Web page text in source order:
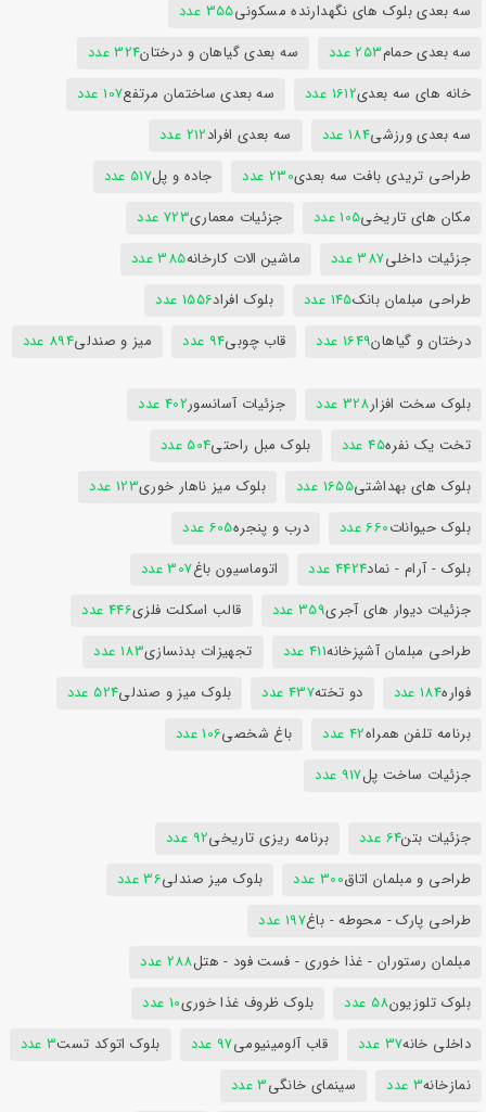
سه بعدی بلوک های نگهدارنده مسکونی355 عدد
سه بعدی حمام253 عدد سه بعدی گیاهان و درختان324 عدد
خانه های سه بعدی1612 عدد سه بعدی ساختمان مرتفع107 عدد
سه بعدی ورزشی184 عدد سه بعدی افراد212 عدد
طراحی تریدی بافت سه بعدی230 عدد جاده و پل517 عدد
مکان های تاریخی105 عدد جزئیات معماری723 عدد
جزئیات داخلی387 عدد ماشین الات کارخانه385 عدد
طراحی مبلمان بانک145 عدد بلوک افراد1556 عدد
درختان و گیاهان1649 عدد قاب چوبی94 عدد میز و صندلی894 عدد
بلوک سخت افزار328 عدد جزئیات آسانسور402 عدد
تخت یک نفره45 عدد بلوک مبل راحتی504 عدد
بلوک های بهداشتی1655 عدد بلوک میز ناهار خوری123 عدد
بلوک حیوانات660 عدد درب و پنجره605 عدد
بلوک - آرام - نماد4424 عدد اتوماسیون باغ307 عدد
جزئیات دیوار های آجری359 عدد قالب اسکلت فلزی446 عدد
طراحی مبلمان آشپزخانه411 عدد تجهیزات بدنسازی183 عدد
فواره184 عدد دو تخته437 عدد بلوک میز و صندلی524 عدد
برنامه تلفن همراه42 عدد باغ شخصی106 عدد
جزئیات ساخت پل917 عدد
جزئیات بتن64 عدد برنامه ریزی تاریخی92 عدد
طراحی و مبلمان اتاق300 عدد بلوک میز صندلی36 عدد
طراحی پارک - محوطه - باغ197 عدد
مبلمان رستوران - غذا خوری - فست فود - هتل288 عدد
بلوک تلوزیون58 عدد بلوک ظروف غذا خوری10 عدد
داخلی خانه37 عدد قاب آلومینیومی97 عدد بلوک اتوکد تست3 عدد
نمازخانه3 عدد سینمای خانگی3 عدد